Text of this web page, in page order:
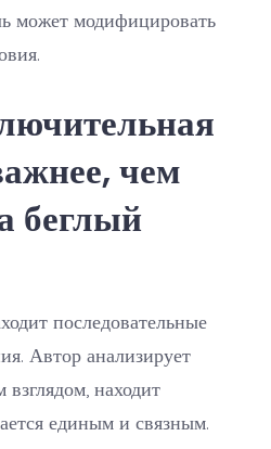
может модифицировать
чем
беглый
последовательные
Автор анализирует
находит
единым и связным.